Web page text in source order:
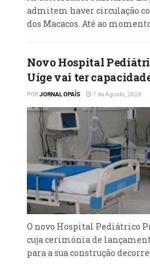
admitem haver circulação
dos Macacos. Até ao
Novo Hospital
Uíge vai ter
PORJORNAL OPAÍS 7 de Agosto, 2026
O novo Hospital Pediátrico
cuja cerimónia de
para a sua construção